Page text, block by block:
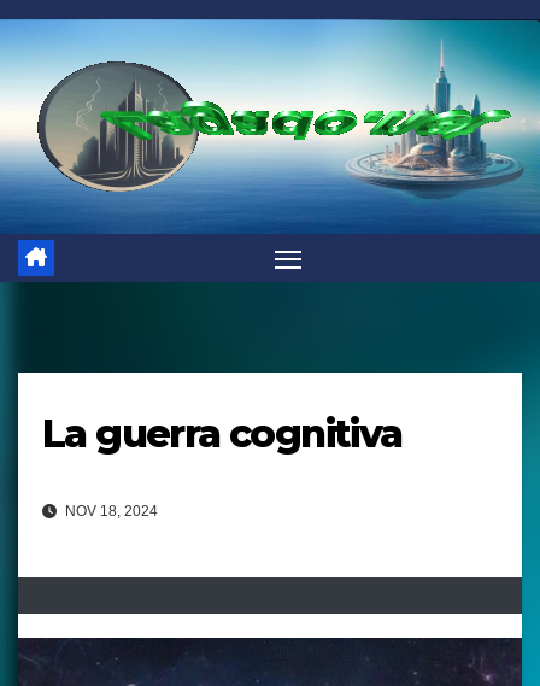
Saltar
al
contenido
La guerra cognitiva
NOV 18, 2024